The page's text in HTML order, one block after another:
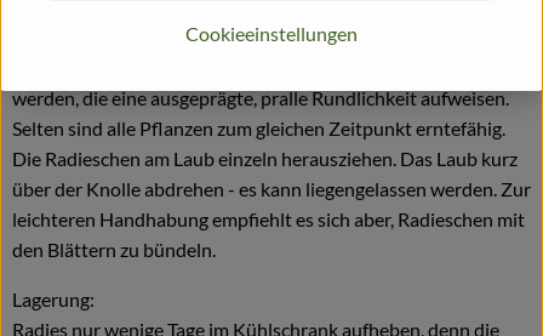
werden, die eine ausgeprägte, pralle Rundlichkeit aufweisen.
Selten sind alle Pflanzen zum gleichen Zeitpunkt erntefähig.
Die Radieschen am Laub einzeln herausziehen. Das Laub kurz
über der Knolle abdrehen - es kann liegengelassen werden. Zur
leichteren Handhabung empfiehlt es sich aber, Radieschen mit
den Blättern zu bündeln.
Lagerung:
Radies nur wenige Tage im Kühlschrank aufheben, denn die
Cookieeinstellungen